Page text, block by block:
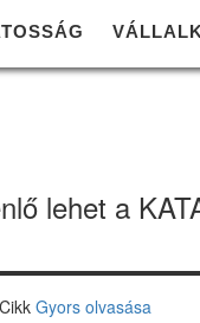
lehet a
Gyors olvasása